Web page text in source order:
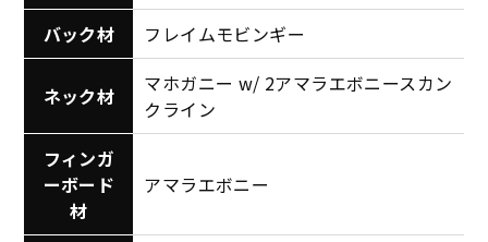
バック材 フレイムモビンギー
ネック材
マホガニー w/ 2アマラエボニースカン
クライン
フィンガ
ーボード
材
アマラエボニー